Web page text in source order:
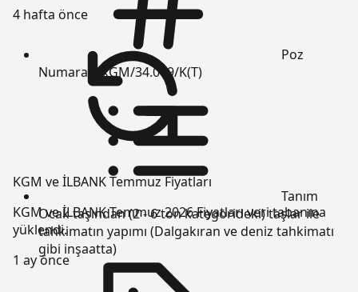
4 hafta önce
KGM ve İLBANK Temmuz Fiyatları
KGM ve İLBANK Temmuz 2026 Fiyatları veri tabanına
yüklendi.
1 ay önce
Poz
Numarası
KGM/34.009/K(T)
Tanım
Ocak taşından (2 - 6 ton kategorideki) taşlar ile
tahkimatın yapımı (Dalgakıran ve deniz tahkimatı
gibi inşaatta)